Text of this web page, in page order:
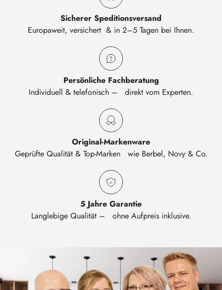
Sicherer Speditionsversand
Europaweit, versichert & in 2–5 Tagen bei Ihnen.
Persönliche Fachberatung
Individuell & telefonisch – direkt vom Experten.
Original-Markenware
Geprüfte Qualität & Top-Marken wie Berbel, Novy & Co.
5 Jahre Garantie
Langlebige Qualität – ohne Aufpreis inklusive.